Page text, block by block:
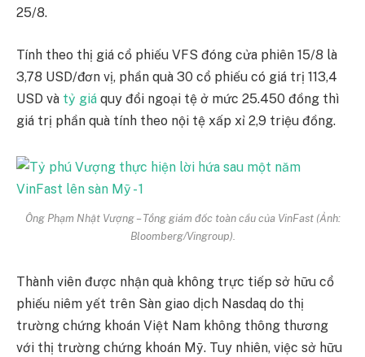
25/8.
Tính theo thị giá cổ phiếu VFS đóng cửa phiên 15/8 là
3,78 USD/đơn vị, phần quà 30 cổ phiếu có giá trị 113,4
USD và tỷ giá quy đổi ngoại tệ ở mức 25.450 đồng thì
giá trị phần quà tính theo nội tệ xấp xỉ 2,9 triệu đồng.
Ông Phạm Nhật Vượng – Tổng giám đốc toàn cầu của VinFast (Ảnh:
Bloomberg/Vingroup).
Thành viên được nhận quà không trực tiếp sở hữu cổ
phiếu niêm yết trên Sàn giao dịch Nasdaq do thị
trường chứng khoán Việt Nam không thông thương
với thị trường chứng khoán Mỹ. Tuy nhiên, việc sở hữu